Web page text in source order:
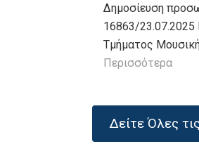
Δημοσίευση
16863/
Τμήματος
Περισσότερα
Δείτε Όλες